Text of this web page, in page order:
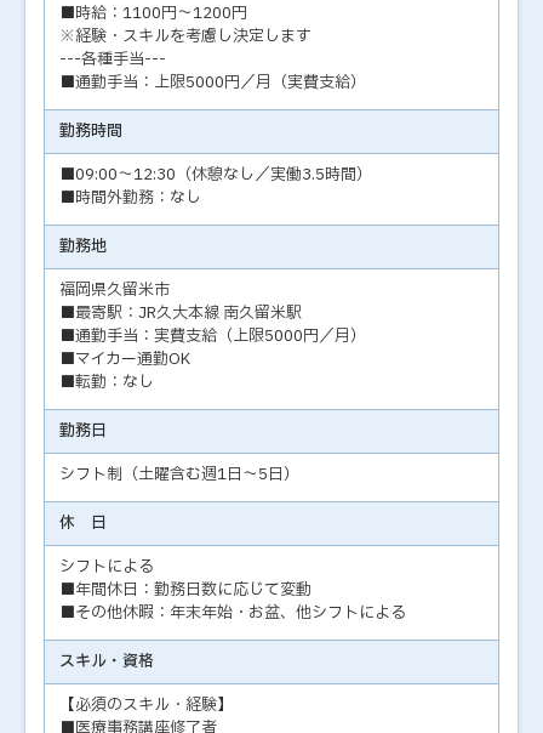
■時給：1100円～1200円
※経験・スキルを考慮し決定します
---各種手当---
■通勤手当：上限5000円／月（実費支給）
勤務時間
■09:00～12:30（休憩なし／実働3.5時間）
■時間外勤務：なし
勤務地
福岡県久留米市
■最寄駅：JR久大本線 南久留米駅
■通勤手当：実費支給（上限5000円／月）
■マイカー通勤OK
■転勤：なし
勤務日
シフト制（土曜含む週1日～5日）
休 日
シフトによる
■年間休日：勤務日数に応じて変動
■その他休暇：年末年始・お盆、他シフトによる
スキル・資格
【必須のスキル・経験】
■医療事務講座修了者